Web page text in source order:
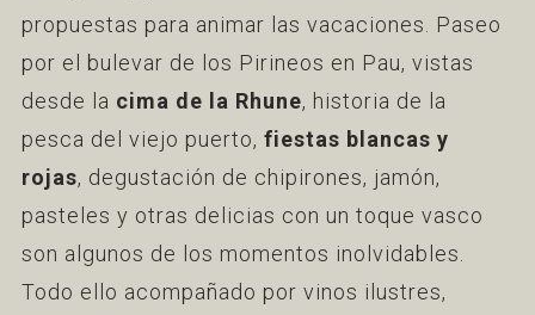
propuestas para animar las vacaciones. Paseo
por el bulevar de los Pirineos en Pau, vistas
desde la cima de la Rhune, historia de la
pesca del viejo puerto, fiestas blancas y
rojas, degustación de chipirones, jamón,
pasteles y otras delicias con un toque vasco
son algunos de los momentos inolvidables.
Todo ello acompañado por vinos ilustres,